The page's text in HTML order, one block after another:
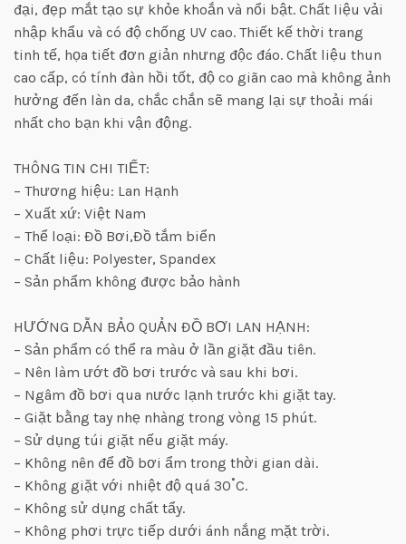
đại, đẹp mắt tạo sự khỏe khoắn và nổi bật. Chất liệu vải
nhập khẩu và có độ chống UV cao. Thiết kế thời trang
tinh tế, họa tiết đơn giản nhưng độc đáo. Chất liệu thun
cao cấp, có tính đàn hồi tốt, độ co giãn cao mà không ảnh
hưởng đến làn da, chắc chắn sẽ mang lại sự thoải mái
nhất cho bạn khi vận động.
THÔNG TIN CHI TIẾT:
– Thương hiệu: Lan Hạnh
– Xuất xứ: Việt Nam
– Thể loại: Đồ Bơi,Đồ tắm biển
– Chất liệu: Polyester, Spandex
– Sản phẩm không được bảo hành
HƯỚNG DẪN BẢO QUẢN ĐỒ BƠI LAN HẠNH:
– Sản phẩm có thể ra màu ở lần giặt đầu tiên.
– Nên làm ướt đồ bơi trước và sau khi bơi.
– Ngâm đồ bơi qua nước lạnh trước khi giặt tay.
– Giặt bằng tay nhẹ nhàng trong vòng 15 phút.
– Sử dụng túi giặt nếu giặt máy.
– Không nên để đồ bơi ẩm trong thời gian dài.
– Không giặt với nhiệt độ quá 30˚C.
– Không sử dụng chất tẩy.
– Không phơi trực tiếp dưới ánh nắng mặt trời.